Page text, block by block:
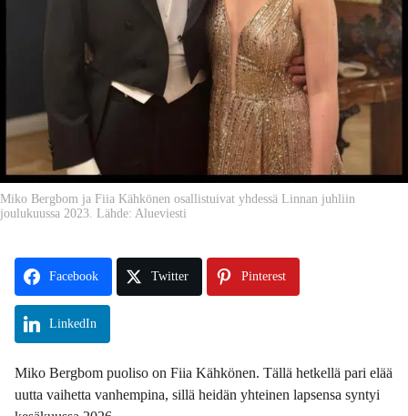
Miko Bergbom ja Fiia Kähkönen osallistuivat yhdessä Linnan juhliin
joulukuussa 2023. Lähde: Alueviesti
Facebook Twitter Pinterest
LinkedIn
Miko Bergbom puoliso on Fiia Kähkönen. Tällä hetkellä pari elää
uutta vaihetta vanhempina, sillä heidän yhteinen lapsensa syntyi